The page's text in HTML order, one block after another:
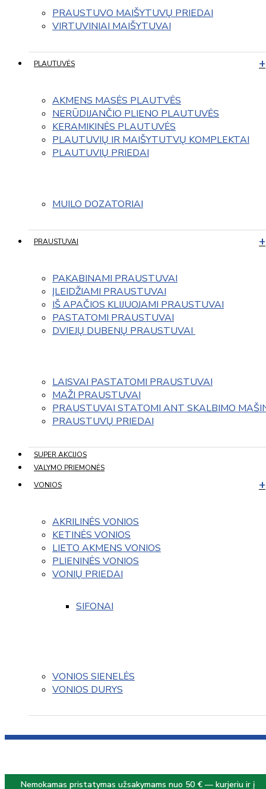
PRAUSTUVO MAIŠYTUVŲ PRIEDAI
VIRTUVINIAI MAIŠYTUVAI
PLAUTUVĖS
AKMENS MASĖS PLAUTVĖS
NERŪDIJANČIO PLIENO PLAUTUVĖS
KERAMIKINĖS PLAUTUVĖS
PLAUTUVIŲ IR MAIŠYTUTVŲ KOMPLEKTAI
PLAUTUVIŲ PRIEDAI
MUILO DOZATORIAI
PRAUSTUVAI
PAKABINAMI PRAUSTUVAI
ĮLEIDŽIAMI PRAUSTUVAI
IŠ APAČIOS KLIJUOJAMI PRAUSTUVAI
PASTATOMI PRAUSTUVAI
DVIEJŲ DUBENŲ PRAUSTUVAI
LAISVAI PASTATOMI PRAUSTUVAI
MAŽI PRAUSTUVAI
PRAUSTUVAI STATOMI ANT SKALBIMO
PRAUSTUVŲ PRIEDAI
SUPER AKCIJOS
VALYMO PRIEMONĖS
VONIOS
AKRILINĖS VONIOS
KETINĖS VONIOS
LIETO AKMENS VONIOS
PLIENINĖS VONIOS
VONIŲ PRIEDAI
SIFONAI
VONIOS SIENELĖS
VONIOS DURYS
Nemokamas pristatymas užsakymams nuo 50 € — kurjeriu ir į